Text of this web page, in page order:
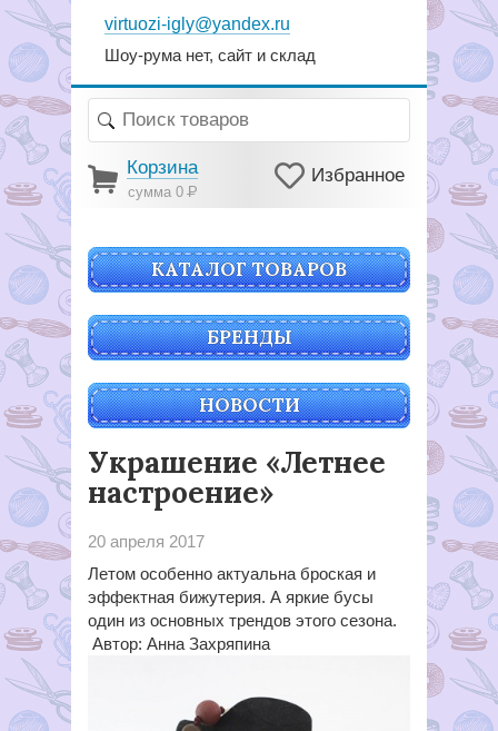
virtuozi-igly@yandex.ru
Шоу-рума нет, сайт и склад
Корзина
сумма 0Р
Избранное
КАТАЛОГ ТОВАРОВ
БРЕНДЫ
НОВОСТИ
Украшение «Летнее
настроение»
20 апреля 2017
Летом особенно актуальна броская и
эффектная бижутерия. А яркие бусы
один из основных трендов этого сезона.
Автор: Анна Захряпина